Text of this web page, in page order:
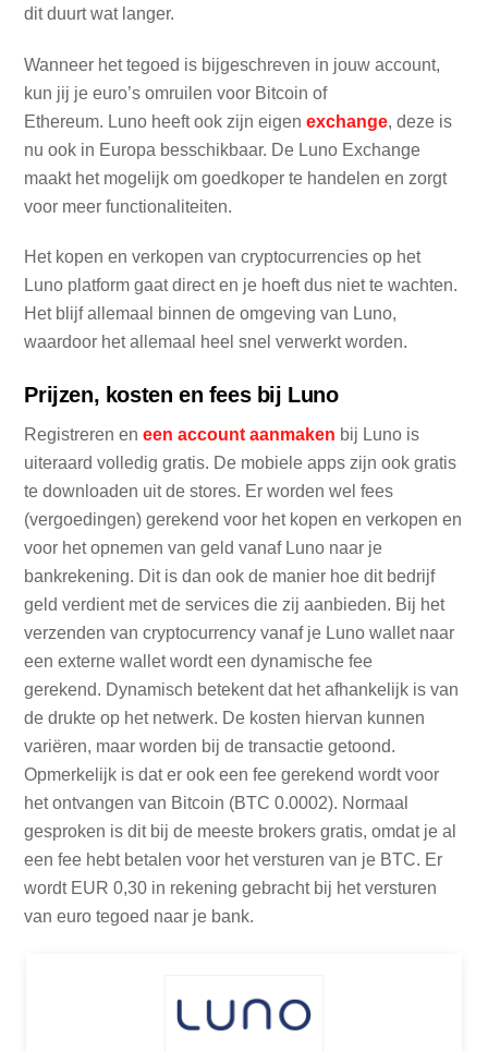
dit duurt wat langer.
Wanneer het tegoed is bijgeschreven in jouw account,
kun jij je euro’s omruilen voor Bitcoin of
Ethereum. Luno heeft ook zijn eigenexchange, deze is
nu ook in Europa besschikbaar. De Luno Exchange
maakt het mogelijk om goedkoper te handelen en zorgt
voor meer functionaliteiten.
Het kopen en verkopen van cryptocurrencies op het
Luno platform gaat direct en je hoeft dus niet te wachten.
Het blijf allemaal binnen de omgeving van Luno,
waardoor het allemaal heel snel verwerkt worden.
Prijzen, kosten en fees bij Luno
Registreren eneen account aanmaken bij Luno is
uiteraard volledig gratis. De mobiele apps zijn ook gratis
te downloaden uit de stores. Er worden wel fees
(vergoedingen) gerekend voor het kopen en verkopen en
voor het opnemen van geld vanaf Luno naar je
bankrekening. Dit is dan ook de manier hoe dit bedrijf
geld verdient met de services die zij aanbieden. Bij het
verzenden van cryptocurrency vanaf je Luno wallet naar
een externe wallet wordt een dynamische fee
gerekend. Dynamisch betekent dat het afhankelijk is van
de drukte op het netwerk. De kosten hiervan kunnen
variëren, maar worden bij de transactie getoond.
Opmerkelijk is dat er ook een fee gerekend wordt voor
het ontvangen van Bitcoin (BTC 0.0002). Normaal
gesproken is dit bij de meeste brokers gratis, omdat je al
een fee hebt betalen voor het versturen van je BTC. Er
wordt EUR 0,30 in rekening gebracht bij het versturen
van euro tegoed naar je bank.